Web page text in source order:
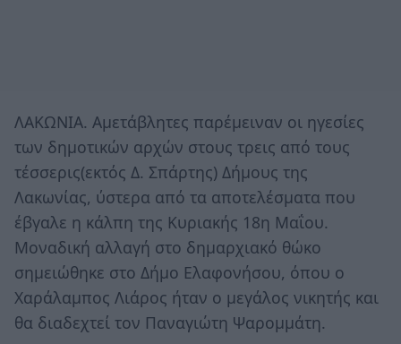
ΛΑΚΩΝΙΑ. Αμετάβλητες παρέμειναν οι ηγεσίες
των δημοτικών αρχών στους τρεις από τους
τέσσερις(εκτός Δ. Σπάρτης) Δήμους της
Λακωνίας, ύστερα από τα αποτελέσματα που
έβγαλε η κάλπη της Κυριακής 18η Μαΐου.
Μοναδική αλλαγή στο δημαρχιακό θώκο
σημειώθηκε στο Δήμο Ελαφονήσου, όπου ο
Χαράλαμπος Λιάρος ήταν ο μεγάλος νικητής και
θα διαδεχτεί τον Παναγιώτη Ψαρομμάτη.